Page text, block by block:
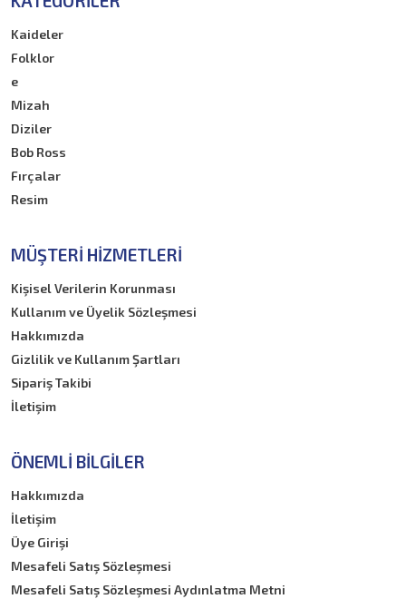
Kaideler
Folklor
e
Mizah
Diziler
Bob Ross
Fırçalar
Resim
MÜŞTERI HIZMETLERI
Kişisel Verilerin Korunması
Kullanım ve Üyelik Sözleşmesi
Hakkımızda
Gizlilik ve Kullanım Şartları
Sipariş Takibi
İletişim
ÖNEMLI BILGILER
Hakkımızda
İletişim
Üye Girişi
Mesafeli Satış Sözleşmesi
Mesafeli Satış Sözleşmesi Aydınlatma Metni